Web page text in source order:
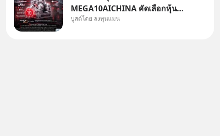
MEGA10AICHINA คัดเลือกหุ้น
ใหม่ 9 ตัว เข้ากองทุน.. ครอบคลุม
บูสต์โดย ลงทุนแมน